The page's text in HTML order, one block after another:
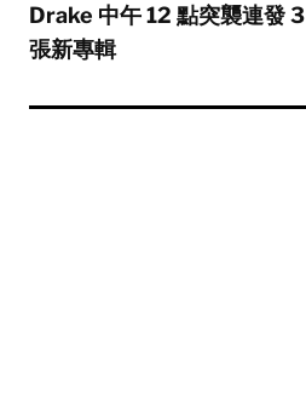
Drake 中午 12 點突襲連發 3
張新專輯